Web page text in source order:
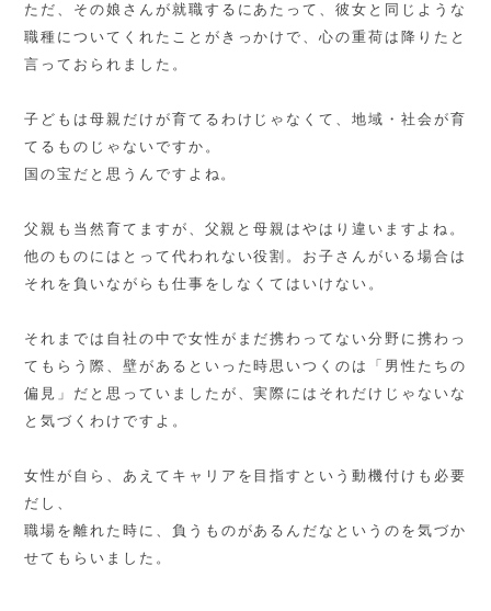
ただ、その娘さんが就職するにあたって、彼女と同じような
職種についてくれたことがきっかけで、心の重荷は降りたと
言っておられました。
子どもは母親だけが育てるわけじゃなくて、地域・社会が育
てるものじゃないですか。
国の宝だと思うんですよね。
父親も当然育てますが、父親と母親はやはり違いますよね。
他のものにはとって代われない役割。お子さんがいる場合は
それを負いながらも仕事をしなくてはいけない。
それまでは自社の中で女性がまだ携わってない分野に携わっ
てもらう際、壁があるといった時思いつくのは「男性たちの
偏見」だと思っていましたが、実際にはそれだけじゃないな
と気づくわけですよ。
女性が自ら、あえてキャリアを目指すという動機付けも必要
だし、
職場を離れた時に、負うものがあるんだなというのを気づか
せてもらいました。